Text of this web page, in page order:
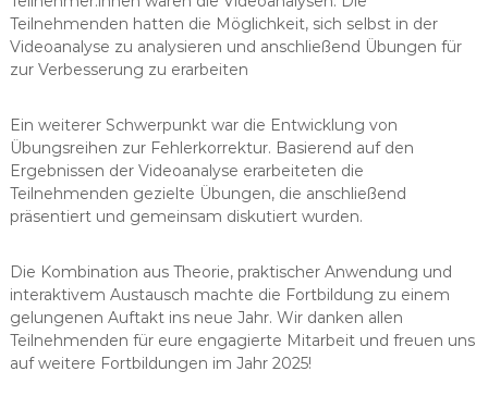
Teilnehmenden hatten die Möglichkeit, sich selbst in der
Videoanalyse zu analysieren und anschließend Übungen für
zur Verbesserung zu erarbeiten
Ein weiterer Schwerpunkt war die Entwicklung von
Übungsreihen zur Fehlerkorrektur. Basierend auf den
Ergebnissen der Videoanalyse erarbeiteten die
Teilnehmenden gezielte Übungen, die anschließend
präsentiert und gemeinsam diskutiert wurden.
Die Kombination aus Theorie, praktischer Anwendung und
interaktivem Austausch machte die Fortbildung zu einem
gelungenen Auftakt ins neue Jahr. Wir danken allen
Teilnehmenden für eure engagierte Mitarbeit und freuen uns
auf weitere Fortbildungen im Jahr 2025!